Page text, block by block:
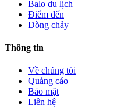
Balo du lịch
Điểm đến
Dòng chảy
Thông tin
Về chúng tôi
Quảng cáo
Bảo mật
Liên hệ